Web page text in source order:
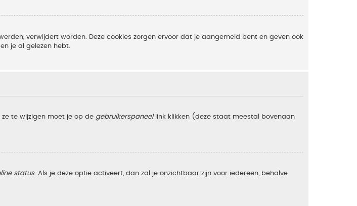
verwijdert worden. Deze cookies zorgen ervoor dat je aangemeld bent en geven ook
je al gelezen hebt.
te wijzigen moet je op de gebruikerspaneellink klikken (deze staat meestal bovenaan
status. Als je deze optie activeert, dan zal je onzichtbaar zijn voor iedereen, behalve